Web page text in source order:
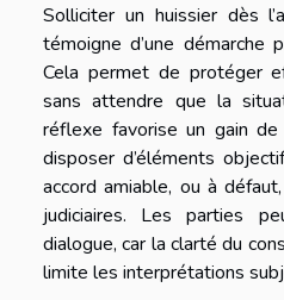
Solliciter un huissier dès
témoigne d’une démarche
Cela permet de protéger
sans attendre que la
réflexe favorise un gain
disposer d’éléments
accord amiable, ou à
judiciaires. Les parties
dialogue, car la clarté du
limite les interprétations